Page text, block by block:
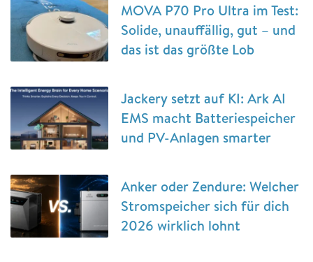
MOVA P70 Pro Ultra im Test:
Solide, unauffällig, gut – und
das ist das größte Lob
Jackery setzt auf KI: Ark AI
EMS macht Batteriespeicher
und PV-Anlagen smarter
Anker oder Zendure: Welcher
Stromspeicher sich für dich
2026 wirklich lohnt